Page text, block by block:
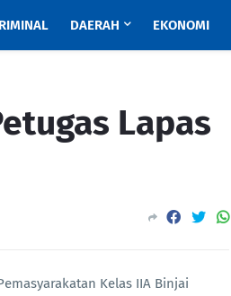
DAERAH EKONOMI
Lapas
Kelas IIA Binjai